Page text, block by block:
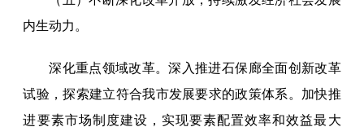
内生动力。
深化重点领域改革。深入推进石保廊全面创新改革
试验，探索建立符合我市发展要求的政策体系。加快推
进要素市场制度建设，实现要素配置效率和效益最大